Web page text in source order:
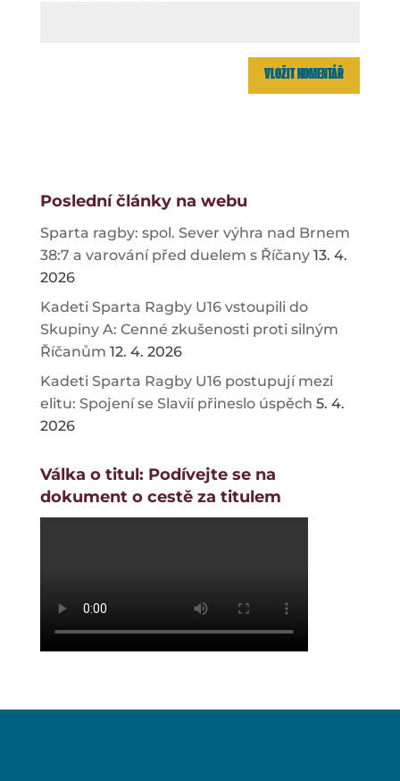
Poslední články na webu
Sparta ragby: spol. Sever výhra nad Brnem
38:7 a varování před duelem s Říčany 13. 4.
2026
Kadeti Sparta Ragby U16 vstoupili do
Skupiny A: Cenné zkušenosti proti silným
Říčanům 12. 4. 2026
Kadeti Sparta Ragby U16 postupují mezi
elitu: Spojení se Slavií přineslo úspěch 5. 4.
2026
Válka o titul: Podívejte se na
dokument o cestě za titulem